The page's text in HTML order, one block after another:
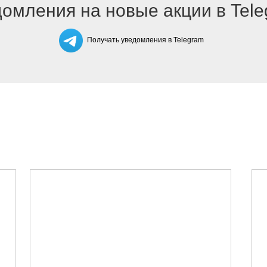
на новые акции в
Получать уведомления в Telegram